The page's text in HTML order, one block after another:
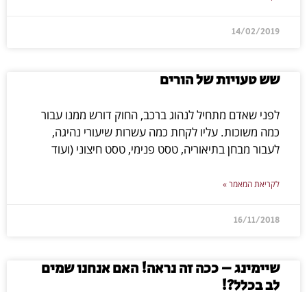
14/02/2019
שש טעויות של הורים
לפני שאדם מתחיל לנהוג ברכב, החוק דורש ממנו עבור
כמה משוכות. עליו לקחת כמה עשרות שיעורי נהיגה,
לעבור מבחן בתיאוריה, טסט פנימי, טסט חיצוני (ועוד
לקריאת המאמר »
16/11/2018
שיימינג – ככה זה נראה! האם אנחנו שמים
לב בכלל?!
רוצים לא לפספס את התכנים
והסרטונים החדשים?
הצטרפו לקהילת 'מילה טובה' וקבלו פעם
את הניוזלטר שלנו עם מענה על השאלות הכי